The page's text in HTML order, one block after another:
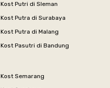
Kost Putri di Sleman
Kost Putra di Surabaya
Kost Putra di Malang
Kost Pasutri di Bandung
Kost Semarang